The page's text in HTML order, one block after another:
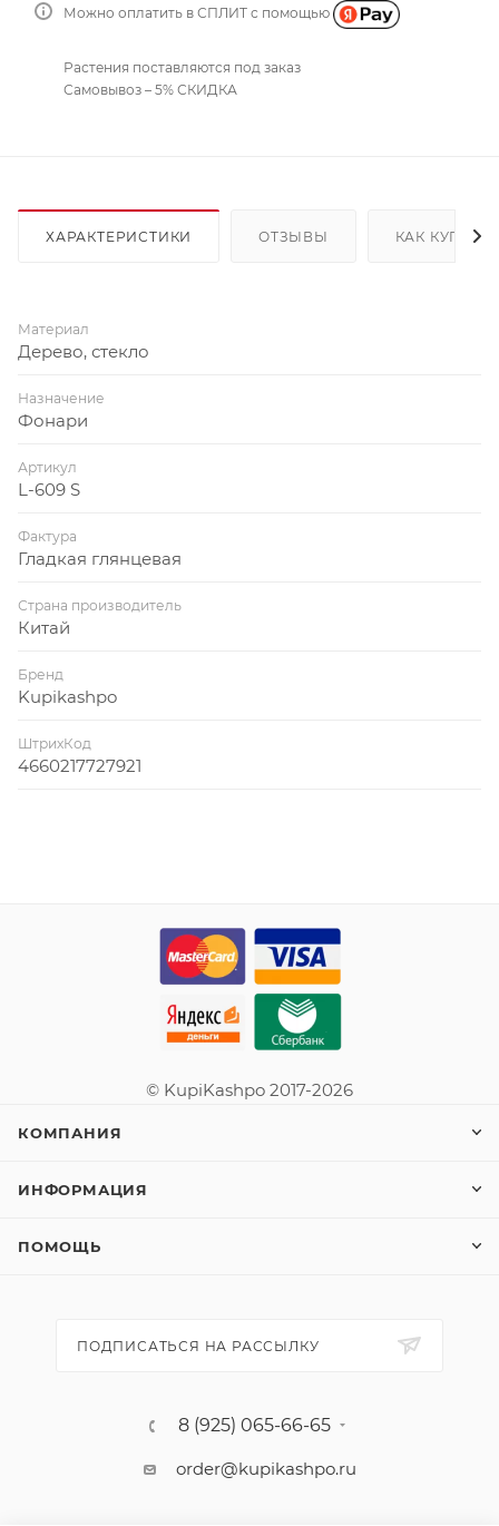
Можно оплатить в СПЛИТ с помощью
Растения поставляются под заказ
Самовывоз – 5% СКИДКА
ХАРАКТЕРИСТИКИ ОТЗЫВЫ КАК КУПИТЬ
Материал
Дерево, стекло
Назначение
Фонари
Артикул
L-609 S
Фактура
Гладкая глянцевая
Страна производитель
Китай
Бренд
Kupikashpo
ШтрихКод
4660217727921
© KupiKashpo 2017-2026
КОМПАНИЯ
ИНФОРМАЦИЯ
ПОМОЩЬ
ПОДПИСАТЬСЯ НА РАССЫЛКУ
8 (925) 065-66-65
order@kupikashpo.ru